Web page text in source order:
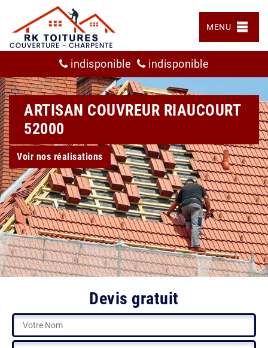
MENU
indisponible indisponible
ARTISAN COUVREUR RIAUCOURT
52000
Voir nos réalisations
Devis gratuit